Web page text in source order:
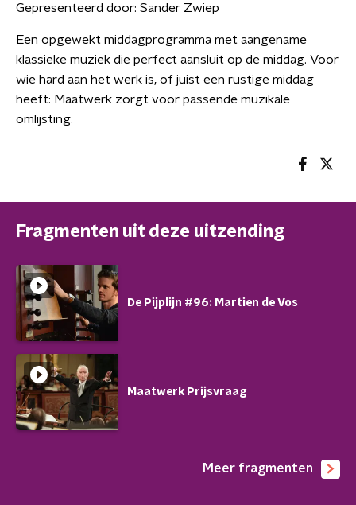
Gepresenteerd door: Sander Zwiep
Een opgewekt middagprogramma met aangename
klassieke muziek die perfect aansluit op de middag. Voor
wie hard aan het werk is, of juist een rustige middag
heeft: Maatwerk zorgt voor passende muzikale
omlijsting.
Fragmenten uit deze uitzending
De Pijplijn #96: Martien de Vos
Maatwerk Prijsvraag
Meer fragmenten